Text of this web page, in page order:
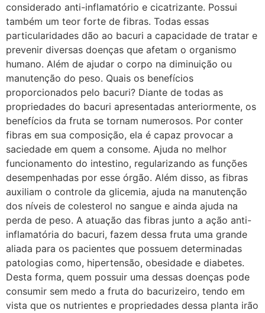
considerado anti-inflamatório e cicatrizante. Possui
também um teor forte de fibras. Todas essas
particularidades dão ao bacuri a capacidade de tratar e
prevenir diversas doenças que afetam o organismo
humano. Além de ajudar o corpo na diminuição ou
manutenção do peso. Quais os benefícios
proporcionados pelo bacuri? Diante de todas as
propriedades do bacuri apresentadas anteriormente, os
benefícios da fruta se tornam numerosos. Por conter
fibras em sua composição, ela é capaz provocar a
saciedade em quem a consome. Ajuda no melhor
funcionamento do intestino, regularizando as funções
desempenhadas por esse órgão. Além disso, as fibras
auxiliam o controle da glicemia, ajuda na manutenção
dos níveis de colesterol no sangue e ainda ajuda na
perda de peso. A atuação das fibras junto a ação anti-
inflamatória do bacuri, fazem dessa fruta uma grande
aliada para os pacientes que possuem determinadas
patologias como, hipertensão, obesidade e diabetes.
Desta forma, quem possuir uma dessas doenças pode
consumir sem medo a fruta do bacurizeiro, tendo em
vista que os nutrientes e propriedades dessa planta irão